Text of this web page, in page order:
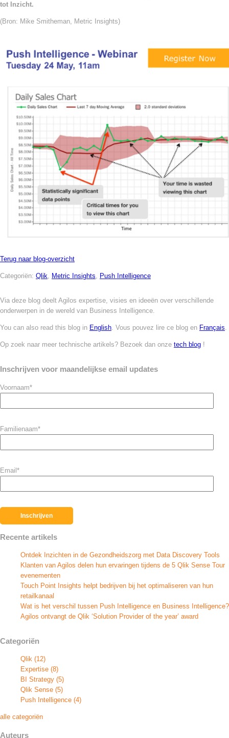
tot Inzicht.
(Bron: Mike Smitheman, Metric Insights)
Terug naar blog-overzicht
Categoriën: Qlik, Metric Insights, Push Intelligence
Via deze blog deelt Agilos expertise, visies en ideeën over verschillende
onderwerpen in de wereld van Business Intelligence.
You can also read this blog in English. Vous pouvez lire ce blog en Français.
Op zoek naar meer technische artikels? Bezoek dan onze tech blog !
Inschrijven voor maandelijkse email updates
Voornaam*
Familienaam*
Email*
Recente artikels
Ontdek Inzichten in de Gezondheidszorg met Data Discovery Tools
Klanten van Agilos delen hun ervaringen tijdens de 5 Qlik Sense Tour
evenementen
Touch Point Insights helpt bedrijven bij het optimaliseren van hun
retailkanaal
Wat is het verschil tussen Push Intelligence en Business Intelligence?
Agilos ontvangt de Qlik ‘Solution Provider of the year’ award
Categoriën
Qlik (12)
Expertise (8)
BI Strategy (5)
Qlik Sense (5)
Push Intelligence (4)
alle categoriën
Auteurs